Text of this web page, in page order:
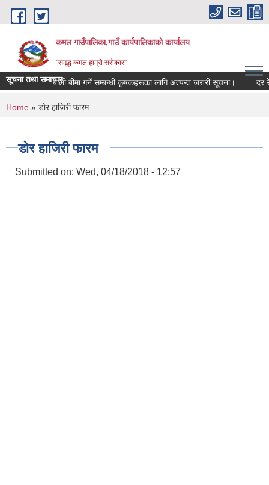
Skip to main content
कमल गाउँपालिका,गाउँ कार्यपालिकाको कार्यालय
"समृद्ध कमल हाम्रो सरोकार"
सूचना तथा समाचारबाली बीमा गर्ने सम्बन्धी कृषकहरूका लागि अत्यन्त जरुरी सूचना। दर
You are here
Home » डोर हाजिरी फारम
डोर हाजिरी फारम
Submitted on: Wed, 04/18/2018 - 12:57